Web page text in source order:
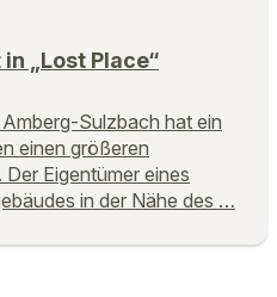
„Lost Place“
Sulzbach hat ein
einen größeren
Eigentümer eines
in der Nähe des …